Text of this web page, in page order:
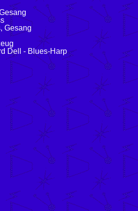
Gesang
Dell - Blues-Harp